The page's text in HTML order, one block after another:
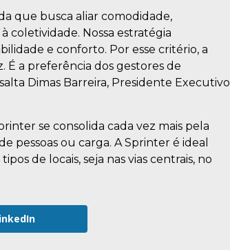
que busca aliar comodidade,
coletividade. Nossa estratégia
e conforto. Por esse critério, a
a preferência dos gestores de
Dimas Barreira, Presidente Executivo
se consolida cada vez mais pela
pessoas ou carga. A Sprinter é ideal
de locais, seja nas vias centrais, no